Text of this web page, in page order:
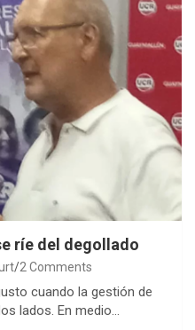
ríe del degollado
2 Comments
cuando la gestión de
lados. En medio…